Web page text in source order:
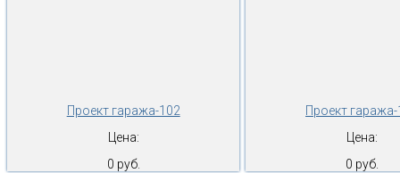
Проект гаража-102
Цена:
0 руб.
Проект
Цена:
0 руб.